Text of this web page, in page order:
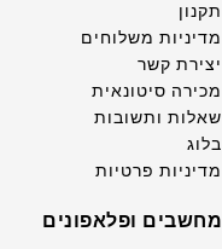
תקנון
מדיניות משלוחים
יצירת קשר
מכירה סיטונאית
שאלות ותשובות
בלוג
מדיניות פרטיות
מחשבים ופלאפונים